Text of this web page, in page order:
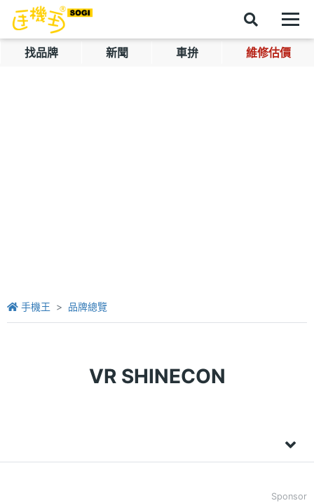
找品牌 新聞 車拚 維修估價
手機王 品牌總覽
VR SHINECON
Sponsor